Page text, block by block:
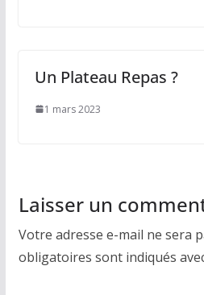
Un Plateau Repas ?
1 mars 2023
Laisser un
Votre adresse e-mail ne sera
obligatoires sont indiqués